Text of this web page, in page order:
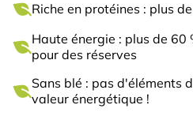
Riche en protéines : plus
Haute énergie : plus de 60
pour des réserves
Sans blé : pas d'éléments
valeur énergétique !